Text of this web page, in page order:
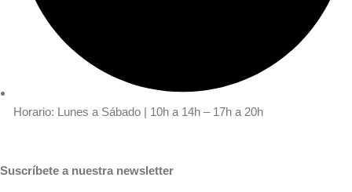
Horario: Lunes a Sábado | 10h a 14h – 17h a 20h
Suscríbete a nuestra newsletter